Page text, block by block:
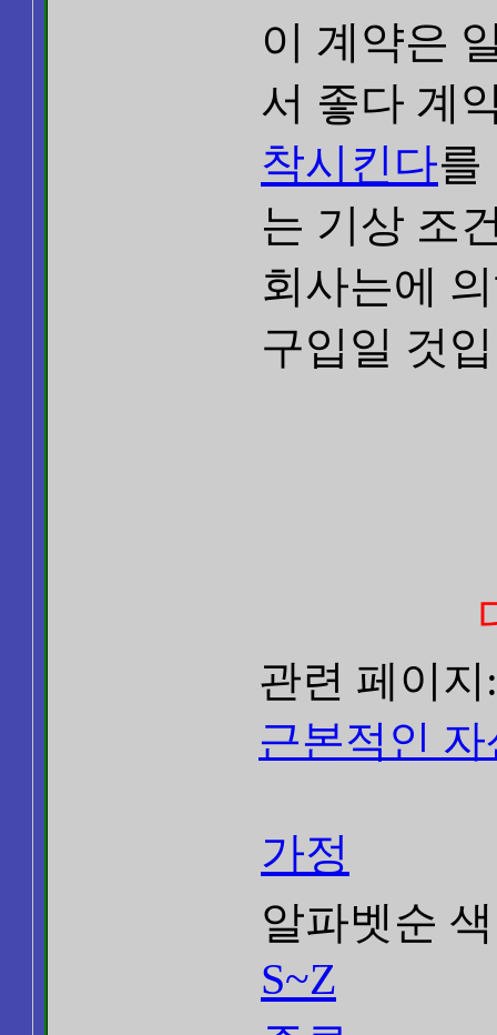
이 계약은
서 좋다 계
착시킨다를
는 기상 조
회사는에
구입일 것
관련 페이
근본적인 자
가정
알파벳순
S~Z